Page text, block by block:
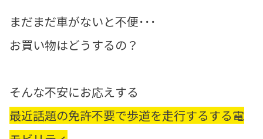
まだまだ車がないと不便･･･
お買い物はどうするの？
そんな不安にお応えする
最近話題の免許不要で歩道を走行するする電